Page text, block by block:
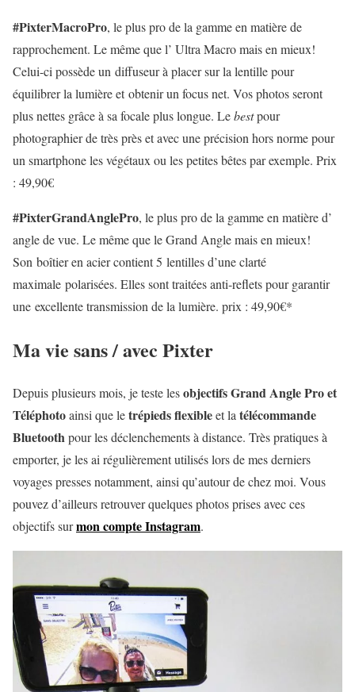
#PixterMacroPro, le plus pro de la gamme en matière de
rapprochement. Le même que l’ Ultra Macro mais en mieux!
Celui-ci possède un diffuseur à placer sur la lentille pour
équilibrer la lumière et obtenir un focus net. Vos photos seront
plus nettes grâce à sa focale plus longue. Lebestpour
photographier de très près et avec une précision hors norme pour
un smartphone les végétaux ou les petites bêtes par exemple. Prix
: 49,90€
#PixterGrandAnglePro, le plus pro de la gamme en matière d’
angle de vue. Le même que le Grand Angle mais en mieux!
Son boîtier en acier contient5 lentillesd’une clarté
maximale polarisées. Elles sont traitées anti-reflets pour garantir
une excellente transmission de la lumière. prix : 49,90€*
Ma vie sans / avec Pixter
Depuis plusieurs mois, je teste lesobjectifs Grand Angle Pro et
Téléphotoainsi que letrépieds flexibleet latélécommande
Bluetoothpour les déclenchements à distance. Très pratiques à
emporter, je les ai régulièrement utilisés lors de mes derniers
voyages presses notamment, ainsi qu’autour de chez moi. Vous
pouvez d’ailleurs retrouver quelques photos prises avec ces
objectifs surmon compte Instagram.